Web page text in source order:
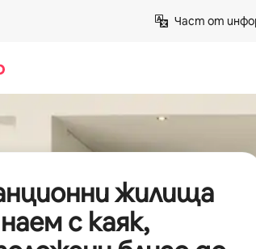
Част от
жилища
с каяк,